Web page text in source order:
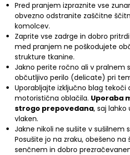
Pred pranjem izpraznite vse
obvezno odstranite zaščitne
komolcev.
Zaprite vse zadrge in dobro
med pranjem ne poškodujete
strukture tkanine.
Jakno perite ročno ali v pralnem
občutljivo perilo (delicate) pri
Uporabljajte izključno blag
motoristična oblačila. Uporaba
strogo prepovedana, saj
vlaken.
Jakne nikoli ne sušite v sušilnem
Posušite jo na zraku, obešeno na
senčnem in dobro